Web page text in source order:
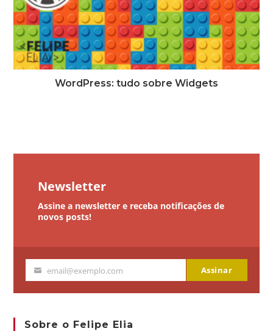
WordPress: tudo sobre Widgets
Newsletter
Assine a newsletter e receba notificações de
novos posts!
Seu
email@exemplo.com Assinar
Sobre o Felipe Elia